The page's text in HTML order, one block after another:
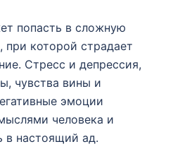
попасть в сложную
которой страдает
Стресс и депрессия,
чувства вины и
эмоции
человека и
в настоящий ад.